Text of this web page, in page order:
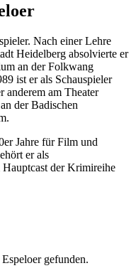
Nach einer Lehre
Heidelberg absolvierte er
an der Folkwang
ist er als Schauspieler
anderem am Theater
der Badischen
Jahre für Film und
er als
Hauptcast der Krimireihe
gefunden.